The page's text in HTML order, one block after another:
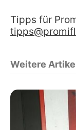
Tipps für
Weitere